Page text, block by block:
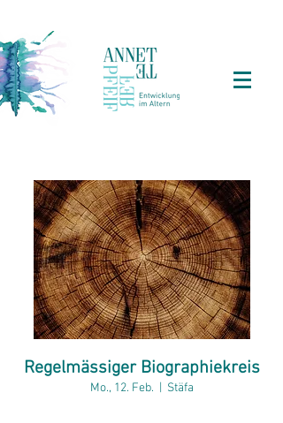
Regelmässiger Biographiekreis
Mo., 12. Feb. Stäfa